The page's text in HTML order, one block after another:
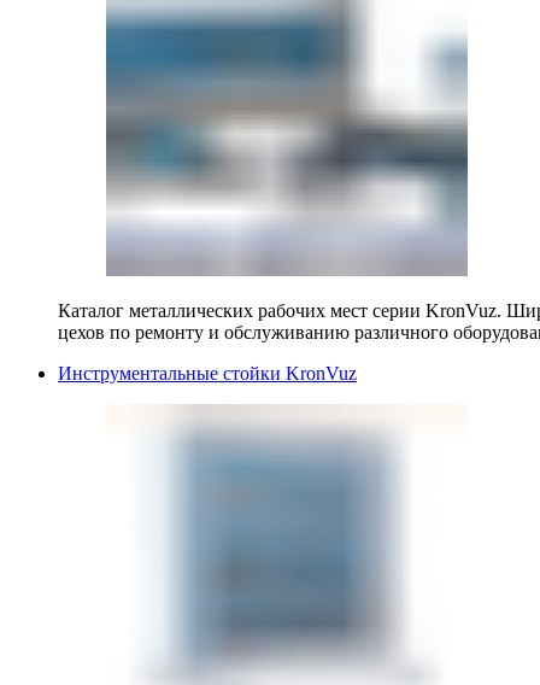
Каталог металлических рабочих мест серии KronVuz.
цехов по ремонту и обслуживанию различного
Инструментальные стойки KronVuz